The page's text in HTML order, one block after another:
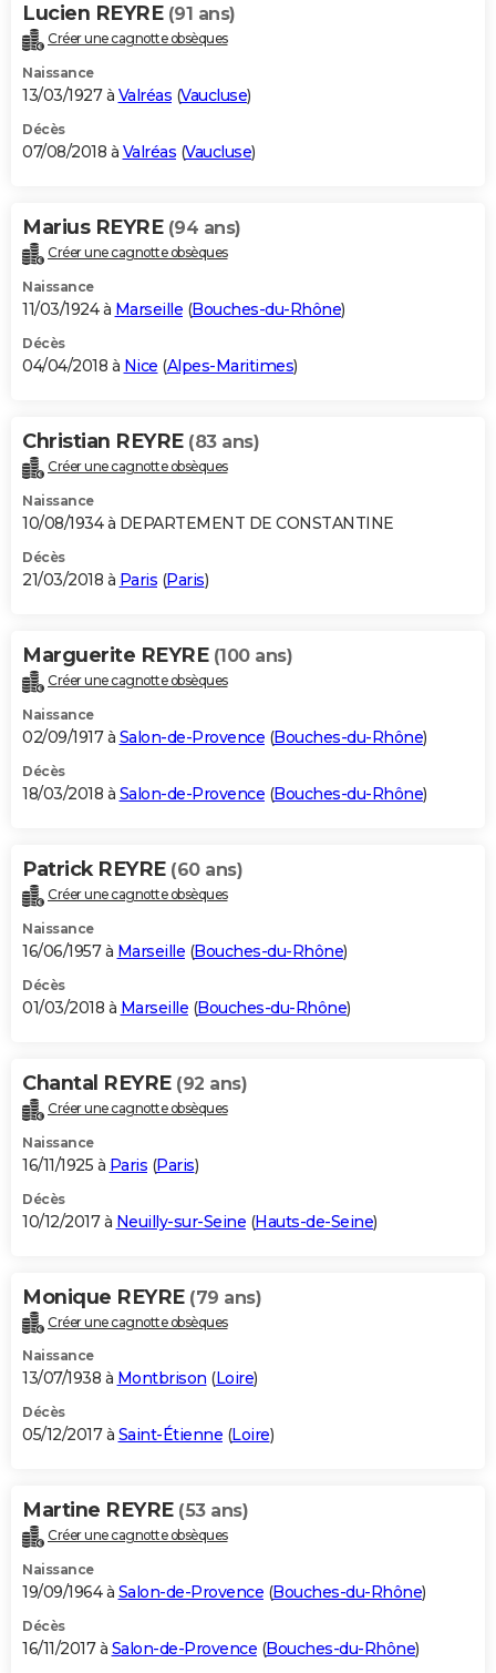
Lucien REYRE (91 ans)
Créer une cagnotte obsèques
Naissance
13/03/1927 à Valréas (Vaucluse)
Décès
07/08/2018 à Valréas (Vaucluse)
Marius REYRE (94 ans)
Créer une cagnotte obsèques
Naissance
11/03/1924 à Marseille (Bouches-du-Rhône)
Décès
04/04/2018 à Nice (Alpes-Maritimes)
Christian REYRE (83 ans)
Créer une cagnotte obsèques
Naissance
10/08/1934 à DEPARTEMENT DE CONSTANTINE
Décès
21/03/2018 à Paris (Paris)
Marguerite REYRE (100 ans)
Créer une cagnotte obsèques
Naissance
02/09/1917 à Salon-de-Provence (Bouches-du-Rhône)
Décès
18/03/2018 à Salon-de-Provence (Bouches-du-Rhône)
Patrick REYRE (60 ans)
Créer une cagnotte obsèques
Naissance
16/06/1957 à Marseille (Bouches-du-Rhône)
Décès
01/03/2018 à Marseille (Bouches-du-Rhône)
Chantal REYRE (92 ans)
Créer une cagnotte obsèques
Naissance
16/11/1925 à Paris (Paris)
Décès
10/12/2017 à Neuilly-sur-Seine (Hauts-de-Seine)
Monique REYRE (79 ans)
Créer une cagnotte obsèques
Naissance
13/07/1938 à Montbrison (Loire)
Décès
05/12/2017 à Saint-Étienne (Loire)
Martine REYRE (53 ans)
Créer une cagnotte obsèques
Naissance
19/09/1964 à Salon-de-Provence (Bouches-du-Rhône)
Décès
16/11/2017 à Salon-de-Provence (Bouches-du-Rhône)